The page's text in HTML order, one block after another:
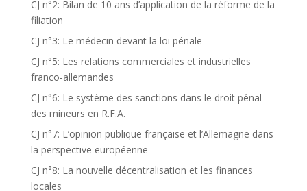
CJ n°2: Bilan de 10 ans d’application de la réforme de la
filiation
CJ n°3: Le médecin devant la loi pénale
CJ n°5: Les relations commerciales et industrielles
franco-allemandes
CJ n°6: Le système des sanctions dans le droit pénal
des mineurs en R.F.A.
CJ n°7: L’opinion publique française et l’Allemagne dans
la perspective européenne
CJ n°8: La nouvelle décentralisation et les finances
locales